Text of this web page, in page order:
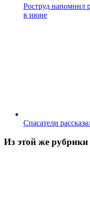
Роструд напомнил
в июне
Спасатели
Из этой же рубрики